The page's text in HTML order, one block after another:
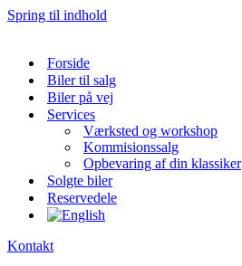
Spring til indhold
Forside
Biler til salg
Biler på vej
Services
Værksted og workshop
Kommisionssalg
Opbevaring af din klassiker
Solgte biler
Reservedele
Kontakt